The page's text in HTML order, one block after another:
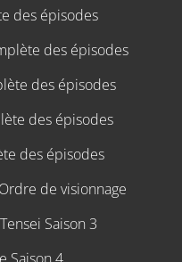
des épisodes
des épisodes
des épisodes
des épisodes
des épisodes
de visionnage
Saison 3
Saison 4